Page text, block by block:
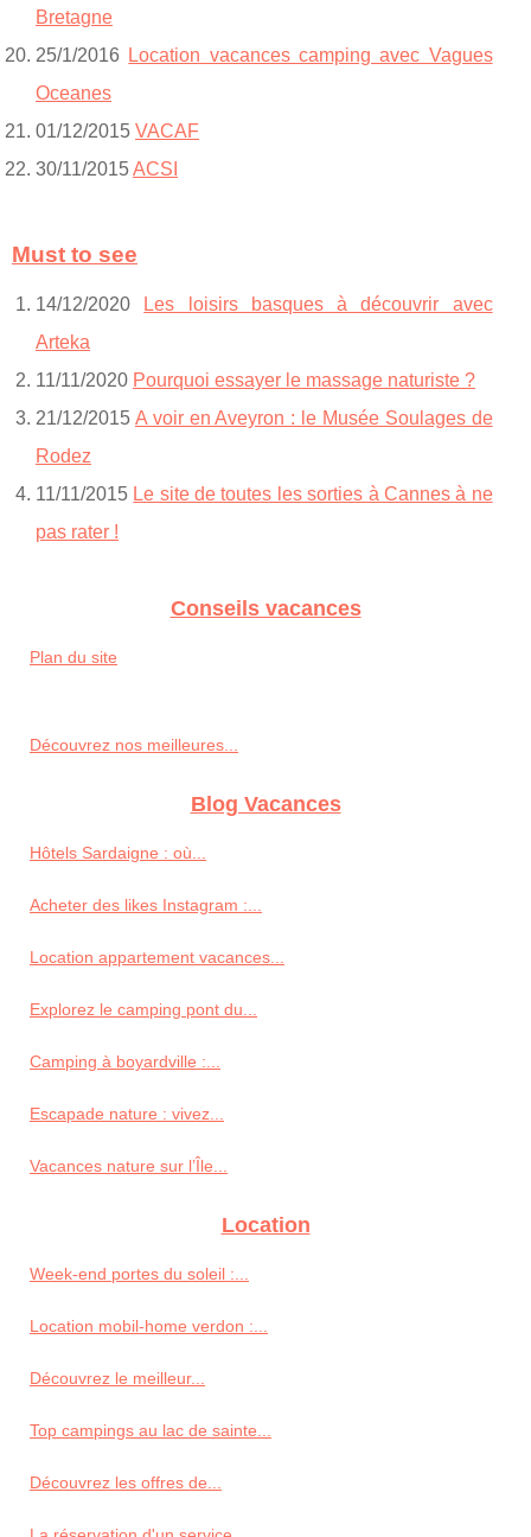
Bretagne
25/1/2016
Location vacances camping avec Vagues
Oceanes
01/12/2015 VACAF
30/11/2015ACSI
Must to see
14/12/2020
Les loisirs basques à découvrir avec
Arteka
11/11/2020 Pourquoi essayer le massage naturiste ?
21/12/2015 A voir en Aveyron : le Musée Soulages de
Rodez
11/11/2015 Le site de toutes les sorties à Cannes à ne
pas rater !
Conseils vacances
Plan du site
Découvrez nos meilleures...
Blog Vacances
Hôtels Sardaigne : où...
Acheter des likes Instagram :...
Location appartement vacances...
Explorez le camping pont du...
Camping à boyardville :...
Escapade nature : vivez...
Vacances nature sur l’Île...
Location
Week-end portes du soleil :...
Location mobil-home verdon :...
Découvrez le meilleur...
Top campings au lac de sainte...
Découvrez les offres de...